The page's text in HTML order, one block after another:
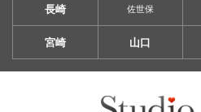
長崎 佐世保
宮崎 山口